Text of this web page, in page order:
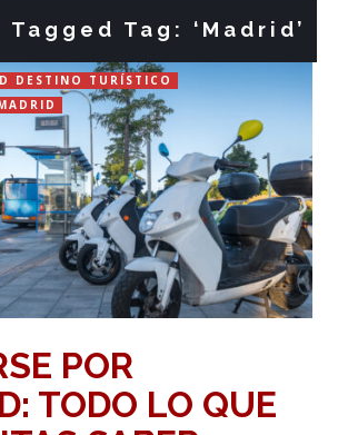
Tag: ‘Madrid’
DESTINO TURÍSTICO
POR
TODO LO QUE